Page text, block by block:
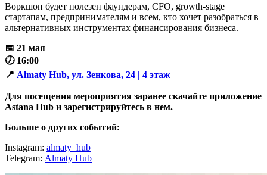
Воркшоп будет полезен фаундерам, CFO, growth-stage
стартапам, предпринимателям и всем, кто хочет разобраться в
альтернативных инструментах финансирования бизнеса.
📅 21 мая
🕖 16:00
📍 Almaty Hub, ул. Зенкова, 24 | 4 этаж
Для посещения мероприятия заранее скачайте приложение
Astana Hub и зарегистрируйтесь в нем.
Больше о других событий:
Instagram: almaty_hub
Telegram: Almaty Hub